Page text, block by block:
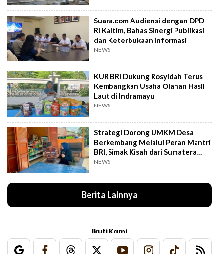
Suara.com Audiensi dengan DPD
RI Kaltim, Bahas Sinergi Publikasi
dan Keterbukaan Informasi
NEWS
KUR BRI Dukung Rosyidah Terus
Kembangkan Usaha Olahan Hasil
Laut di Indramayu
NEWS
Strategi Dorong UMKM Desa
Berkembang Melalui Peran Mantri
BRI, Simak Kisah dari Sumatera
Utara Ini
NEWS
Berita Lainnya
Ikuti Kami